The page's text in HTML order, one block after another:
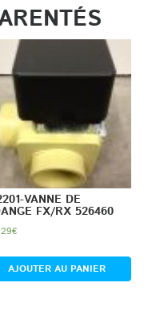
VANNE DE
FX/RX 526460
€
AJOUTER AU PANIER